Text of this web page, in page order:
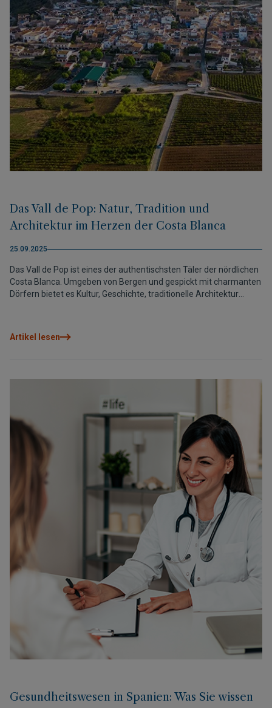
Das Vall de Pop: Natur, Tradition und
Architektur im Herzen der Costa Blanca
25.09.2025
Das Vall de Pop ist eines der authentischsten Täler der nördlichen
Costa Blanca. Umgeben von Bergen und gespickt mit charmanten
Dörfern bietet es Kultur, Geschichte, traditionelle Architektur
Artikel lesen
Gesundheitswesen in Spanien: Was Sie wissen